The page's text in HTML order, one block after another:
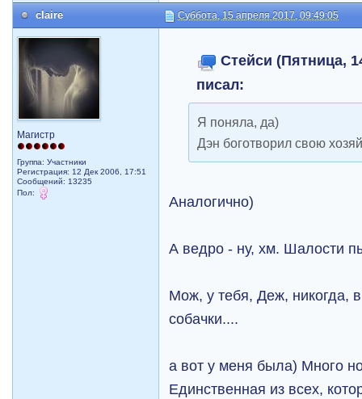
claire Суббота, 15 апреля 2017, 09:49:05
Магистр
Группа: Участники
Регистрация: 12 Дек 2006, 17:51
Сообщений: 13235
Пол:
Стейси (Пятница,
писал:
Я поняла, да)
Дэн боготворил свою
Аналогично)
А ведро - ну, хм. Шалости
Мож, у тебя, Деж, никогда,
собачки....
а вот у меня была) Много
Единственная из всех,